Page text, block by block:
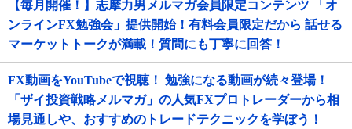
【毎月開催！】志摩力男メルマガ会員限定コンテンツ 「オ
ンラインFX勉強会」提供開始！有料会員限定だから 話せる
マーケットトークが満載！質問にも丁寧に回答！
FX動画をYouTubeで視聴！ 勉強になる動画が続々登場！
「ザイ投資戦略メルマガ」の人気FXプロトレーダーから相
場見通しや、おすすめのトレードテクニックを学ぼう！